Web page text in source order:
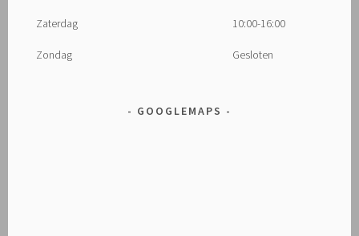
Zaterdag 10:00-16:00
Zondag Gesloten
GOOGLEMAPS